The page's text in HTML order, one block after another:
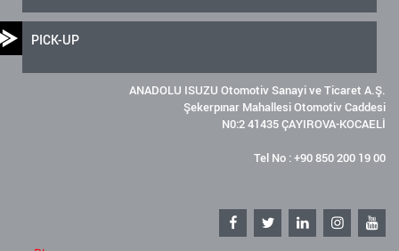
PICK-UP
ANADOLU ISUZU Otomotiv Sanayi ve Ticaret A.Ş.
Şekerpınar Mahallesi Otomotiv Caddesi
N0:2 41435 ÇAYIROVA-KOCAELİ
Tel No : +90 850 200 19 00